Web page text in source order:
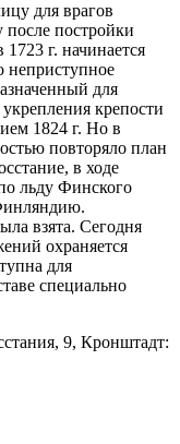
для врагов
постройки
г. начинается
неприступное
для
крепости
1824 г. Но в
повторяло план
в ходе
льду Финского
взята. Сегодня
охраняется
для
специально
9, Кронштадт: